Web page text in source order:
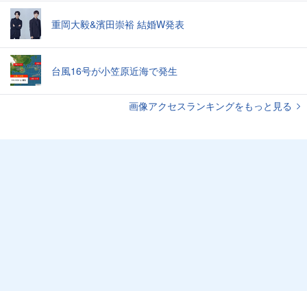
重岡大毅&濱田崇裕 結婚W発表
台風16号が小笠原近海で発生
画像アクセスランキングをもっと見る